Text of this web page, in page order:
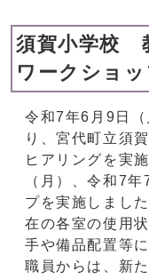
須賀小学校
ワークショ
令和7年6月9日
り、宮代町立須
ヒアリングを実
（月）、令和7
プを実施しまし
在の各室の使用
手や備品配置等
職員からは、新